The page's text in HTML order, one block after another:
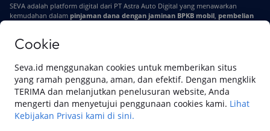
Cookie
Seva.id menggunakan cookies untuk memberikan situs
yang ramah pengguna, aman, dan efektif. Dengan mengklik
TERIMA dan melanjutkan penelusuran website, Anda
mengerti dan menyetujui penggunaan cookies kami. Lihat
Kebijakan Privasi kami di sini.
Telat Bayar Pinjol 2 Hari, Apakah Langsung
Masuk BI Checking? Simak Peraturan
SEVA adalah platform digital dari PT Astra Auto Digital yang menawarkan
kemudahan dalam pinjaman dana dengan jaminan BPKB mobil pembelian
Di SEVA, BPKB mobilmu #BisaJadiDuit
Tentang SEVASyarat & Ketentuan
Pemberitahuan Privasi